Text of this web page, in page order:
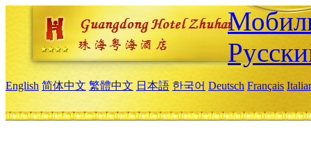
English 简体中文 繁體中文 日本語 한국어 Deutsch Français